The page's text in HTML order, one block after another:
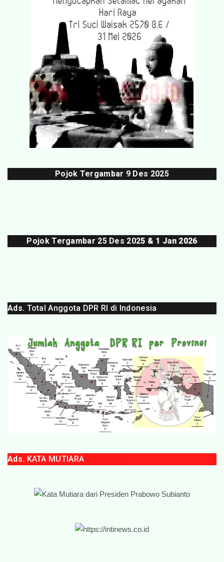
Pojok Tergambar 9 Des 2025
Pojok Tergambar 25 Des 2025 & 1 Jan 2026
Ads. Total Anggota DPR RI di Indonesia
Ads. KATA MUTIARA